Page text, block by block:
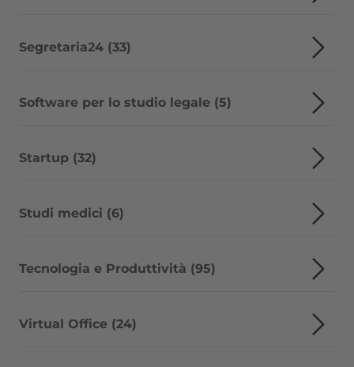
Segretaria24 (33)
Software per lo studio legale (5)
Startup (32)
Studi medici (6)
Tecnologia e Produttività (95)
Virtual Office (24)